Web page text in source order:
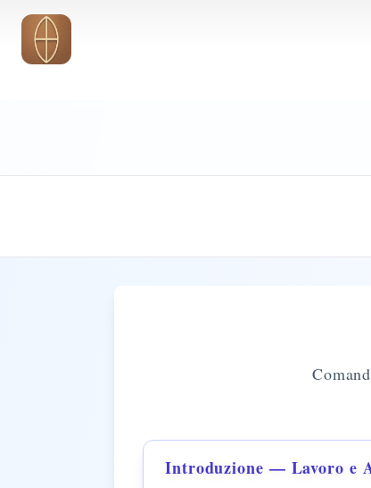
Vai al contenuto principale
Introduzione — Lavoro e